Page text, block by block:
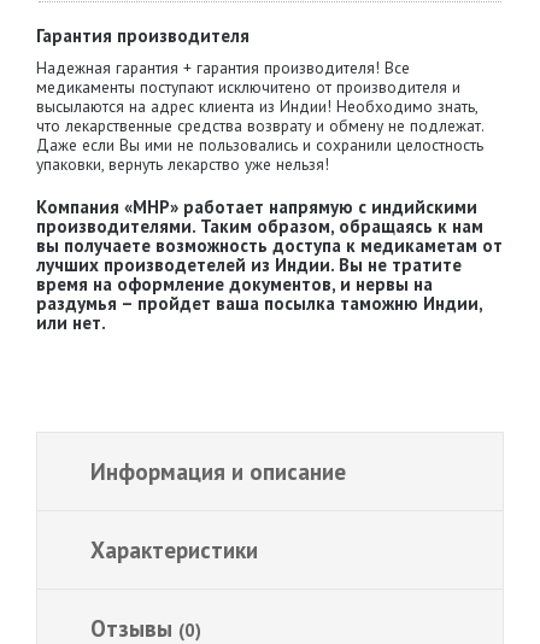
Гарантия производителя
Надежная гарантия + гарантия производителя! Все
медикаменты поступают исключитено от производителя и
высылаются на адрес клиента из Индии! Необходимо знать,
что лекарственные средства возврату и обмену не подлежат.
Даже если Вы ими не пользовались и сохранили целостность
упаковки, вернуть лекарство уже нельзя!
Компания «MHP» работает напрямую с индийскими
производителями. Таким образом, обращаясь к нам
вы получаете возможность доступа к медикаметам от
лучших производетелей из Индии. Вы не тратите
время на оформление документов, и нервы на
раздумья – пройдет ваша посылка таможню Индии,
или нет.
Информация и описание
Характеристики
Отзывы (0)